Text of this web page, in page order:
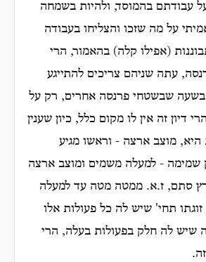
עבודתם בהמוסד, ולהיות בשמחה
על מה שזכו והצליחו בעבודה
(אפילו קלה) בהאמור, הרי
עתה שניהם צריכים להתייגע
בשעה שבשטחי פרנסה אחרים, רק על
דיון זה אין לו מקום כלל, כיון שענין
היא, מוצב ארצה - וראשו מגיע
שמימה - למעלה משמים ומוצב ארצה
סתם, ז.א. ממטה מטה עד למעלה
תחי' שיש לה כל פעולות אלו
שיש לה חלק בפעולות בעלה, הרי